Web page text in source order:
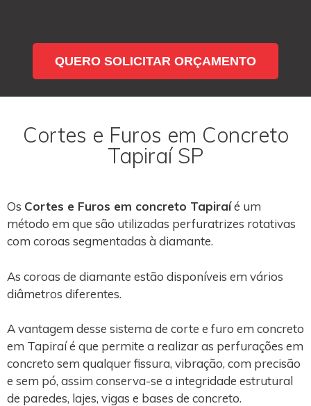
QUERO SOLICITAR ORÇAMENTO
Cortes e Furos em Concreto
Tapiraí SP
Os Cortes e Furos em concreto Tapiraíé um
método em que são utilizadas perfuratrizes rotativas
com coroas segmentadas à diamante.
As coroas de diamante estão disponíveis em vários
diâmetros diferentes.
A vantagem desse sistema de corte e furo em concreto
em Tapiraí é que permite a realizar as perfurações em
concreto sem qualquer fissura, vibração, com precisão
e sem pó, assim conserva-se a integridade estrutural
de paredes, lajes, vigas e bases de concreto.